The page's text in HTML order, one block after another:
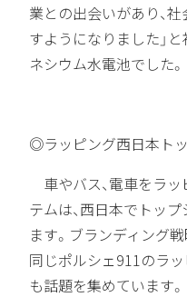
業との出会いがあり、
すようになりました」
ネシウム水電池でした。
◎ラッピング西日本ト
車やバス、電車をラ
テムは、西日本でトッ
ます。ブランディング
同じポルシェ911のラッ
も話題を集めています。